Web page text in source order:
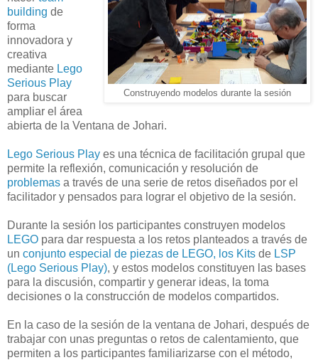
Construyendo modelos durante la sesión
building de
forma
innovadora y
creativa
mediante Lego
Serious Play
para buscar
ampliar el área
abierta de la Ventana de Johari.
Lego Serious Play es una técnica de facilitación grupal que
permite la reflexión, comunicación y resolución de
problemas a través de una serie de retos diseñados por el
facilitador y pensados para lograr el objetivo de la sesión.
Durante la sesión los participantes construyen modelos
LEGO para dar respuesta a los retos planteados a través de
un conjunto especial de piezas de LEGO, los Kits de LSP
(Lego Serious Play), y estos modelos constituyen las bases
para la discusión, compartir y generar ideas, la toma
decisiones o la construcción de modelos compartidos.
En la caso de la sesión de la ventana de Johari, después de
trabajar con unas preguntas o retos de calentamiento, que
permiten a los participantes familiarizarse con el método,